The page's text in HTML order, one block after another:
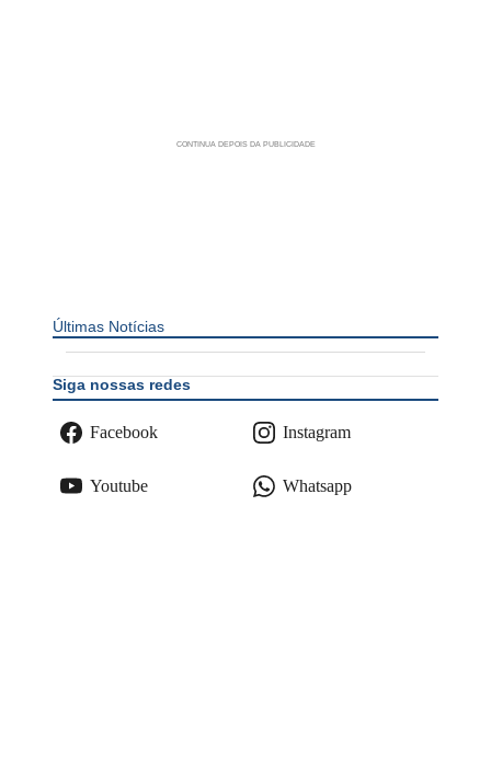
Últimas Notícias
Siga nossas redes
Facebook Instagram
Youtube Whatsapp